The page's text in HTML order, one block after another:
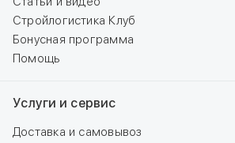
Стройлогистика Клуб
Бонусная программа
Помощь
Услуги и сервис
Доставка и самовывоз